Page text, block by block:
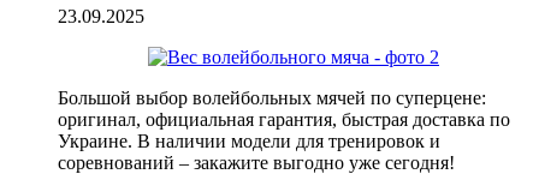
23.09.2025
Большой выбор волейбольных мячей по суперцене:
оригинал, официальная гарантия, быстрая доставка по
Украине. В наличии модели для тренировок и
соревнований – закажите выгодно уже сегодня!